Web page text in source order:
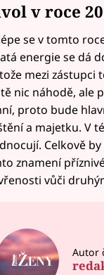
v roce
se v tomto
energie se dá
mezi zástupci
nic náhodě, ale
proto bude
a majetku. V
Celkově
znamení
vůči
Autor